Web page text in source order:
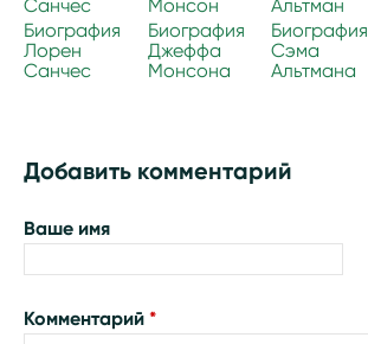
Биография
Лорен
Санчес
Биография
Джеффа
Монсона
Биография
Сэма
Альтмана
Добавить комментарий
Ваше имя
Комментарий*